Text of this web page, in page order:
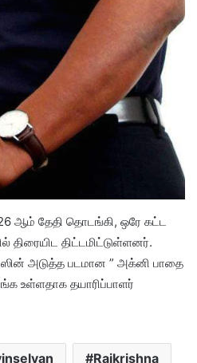
26 ஆம் தேதி தொடங்கி, ஒரே கட்ட
திரையிட திட்டமிட்டுள்ளனர்.
அடுத்த படமான ” அக்னி பாதை
உள்ளதாக தயாரிப்பாளர்
Rajkrishna